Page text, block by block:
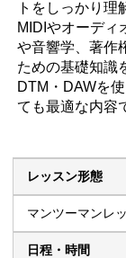
トをしっかり理
MIDIやオーディ
や音響学、著作
ための基礎知識
DTM・DAWを
ても最適な内容
レッスン形態
マンツーマンレ
日程・時間